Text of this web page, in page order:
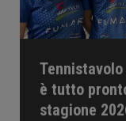
è tutto
stagione